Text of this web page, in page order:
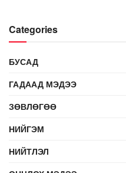
Categories
БУСАД
ГАДААД МЭДЭЭ
ЗӨВЛӨГӨӨ
НИЙГЭМ
НИЙТЛЭЛ